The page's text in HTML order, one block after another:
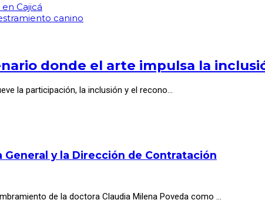
Cajicá
canino
donde el arte impulsa la
la participación, la inclusión y el recono…
y la Dirección de Contratación
de la doctora Claudia Milena Poveda como …